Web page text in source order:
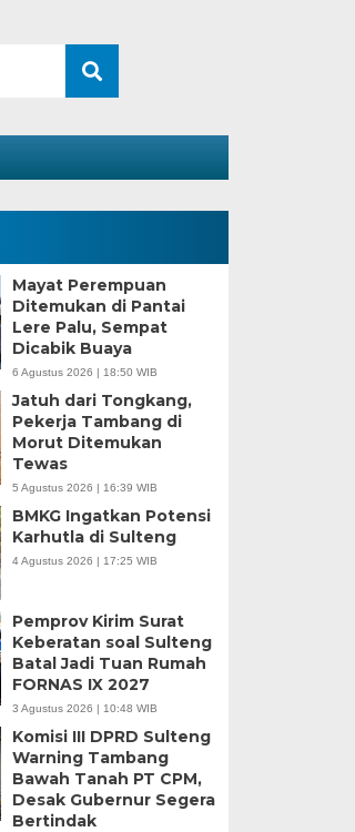
Mayat Perempuan
Ditemukan di Pantai
Lere Palu, Sempat
Dicabik Buaya
6 Agustus 2026 | 18:50 WIB
Jatuh dari Tongkang,
Pekerja Tambang di
Morut Ditemukan
Tewas
5 Agustus 2026 | 16:39 WIB
BMKG Ingatkan Potensi
Karhutla di Sulteng
4 Agustus 2026 | 17:25 WIB
Pemprov Kirim Surat
Keberatan soal Sulteng
Batal Jadi Tuan Rumah
FORNAS IX 2027
3 Agustus 2026 | 10:48 WIB
Komisi III DPRD Sulteng
Warning Tambang
Bawah Tanah PT CPM,
Desak Gubernur Segera
Bertindak